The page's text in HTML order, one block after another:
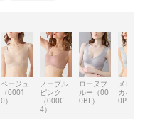
ベージュ
（0001
0）
ノーブル
ピンク
（000C
4）
ローヌブ
ルー（00
0BL）
メロー
カイ（
0P6）